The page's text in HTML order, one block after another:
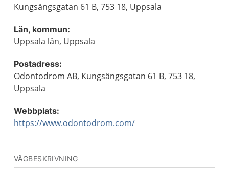
Kungsängsgatan 61 B, 753 18, Uppsala
Län, kommun:
Uppsala län, Uppsala
Postadress:
Odontodrom AB, Kungsängsgatan 61 B, 753 18,
Uppsala
Webbplats:
https://www.odontodrom.com/
VÄGBESKRIVNING